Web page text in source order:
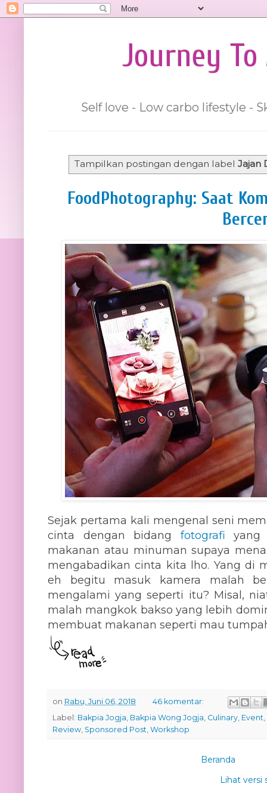
Journey
Self love - Low carbo lifestyle -
Tampilkan postingan dengan label Jajan
FoodPhotography: Saat
Sejak pertama kali mengenal seni
cinta dengan bidang fotografi yang
makanan atau minuman supaya
mengabadikan cinta kita lho. Yang di
eh begitu masuk kamera malah
mengalami yang seperti itu? Misal,
malah mangkok bakso yang lebih
membuat makanan seperti mau
on Rabu, Juni 06, 2018
46 komentar:
Label: Bakpia Jogja Bakpia Wong Jogja Culinary Event
Review Sponsored Post Workshop
Beranda
Lihat versi